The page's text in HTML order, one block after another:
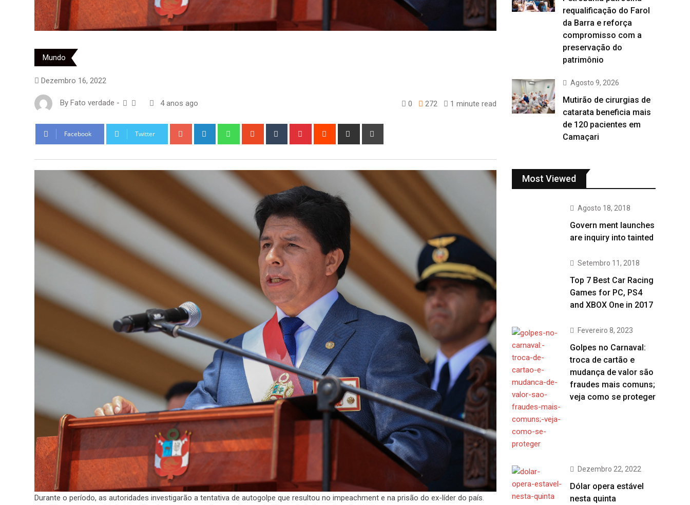
Mundo
Dezembro 16, 2022
By Fato verdade - 4 anos ago 0 272 1 minute read
Facebook Twitter Google+ LinkedIn WhatsappStumbleUpon
Tumblr Pinterest Reddit
Share
Durante o período, as autoridades investigarão a tentativa de autogolpe que resultou no impeachment e na prisão do ex-líder do país.
requalificação do Farol
da Barra e reforça
compromisso com a
preservação do
patrimônio
Agosto 9, 2026
Mutirão de cirurgias de
catarata beneficia mais
de 120 pacientes em
Camaçari
Most Viewed
Agosto 18, 2018
Govern ment launches
are inquiry into tainted
Setembro 11, 2018
Top 7 Best Car Racing
Games for PC, PS4
and XBOX One in 2017
Fevereiro 8, 2023
Golpes no Carnaval:
troca de cartão e
mudança de valor são
fraudes mais comuns;
veja como se proteger
Dezembro 22, 2022
Dólar opera estável
nesta quinta